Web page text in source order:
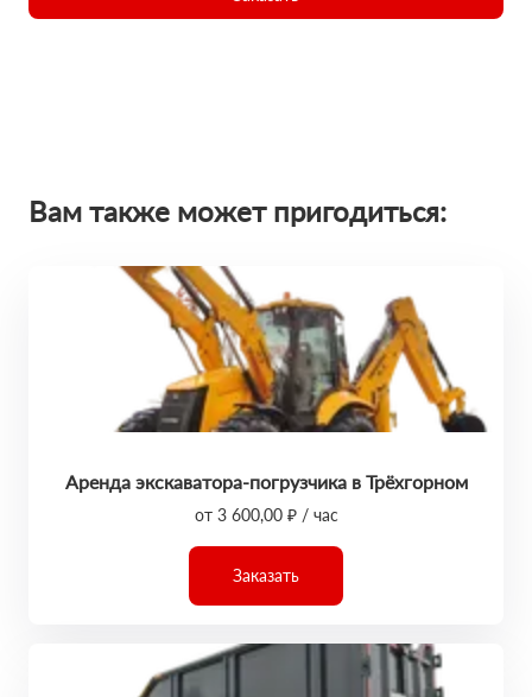
Вам также может пригодиться:
Аренда экскаватора-погрузчика в Трёхгорном
от 3 600,00 ₽ / час
Заказать